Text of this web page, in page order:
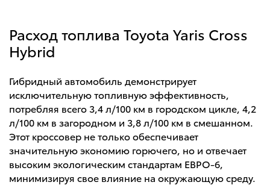
Расход топлива Toyota Yaris Cross
Hybrid
Гибридный автомобиль демонстрирует
исключительную топливную эффективность,
потребляя всего 3,4 л/100 км в городском цикле, 4,2
л/100 км в загородном и 3,8 л/100 км в смешанном.
Этот кроссовер не только обеспечивает
значительную экономию горючего, но и отвечает
высоким экологическим стандартам ЕВРО-6,
минимизируя свое влияние на окружающую среду.